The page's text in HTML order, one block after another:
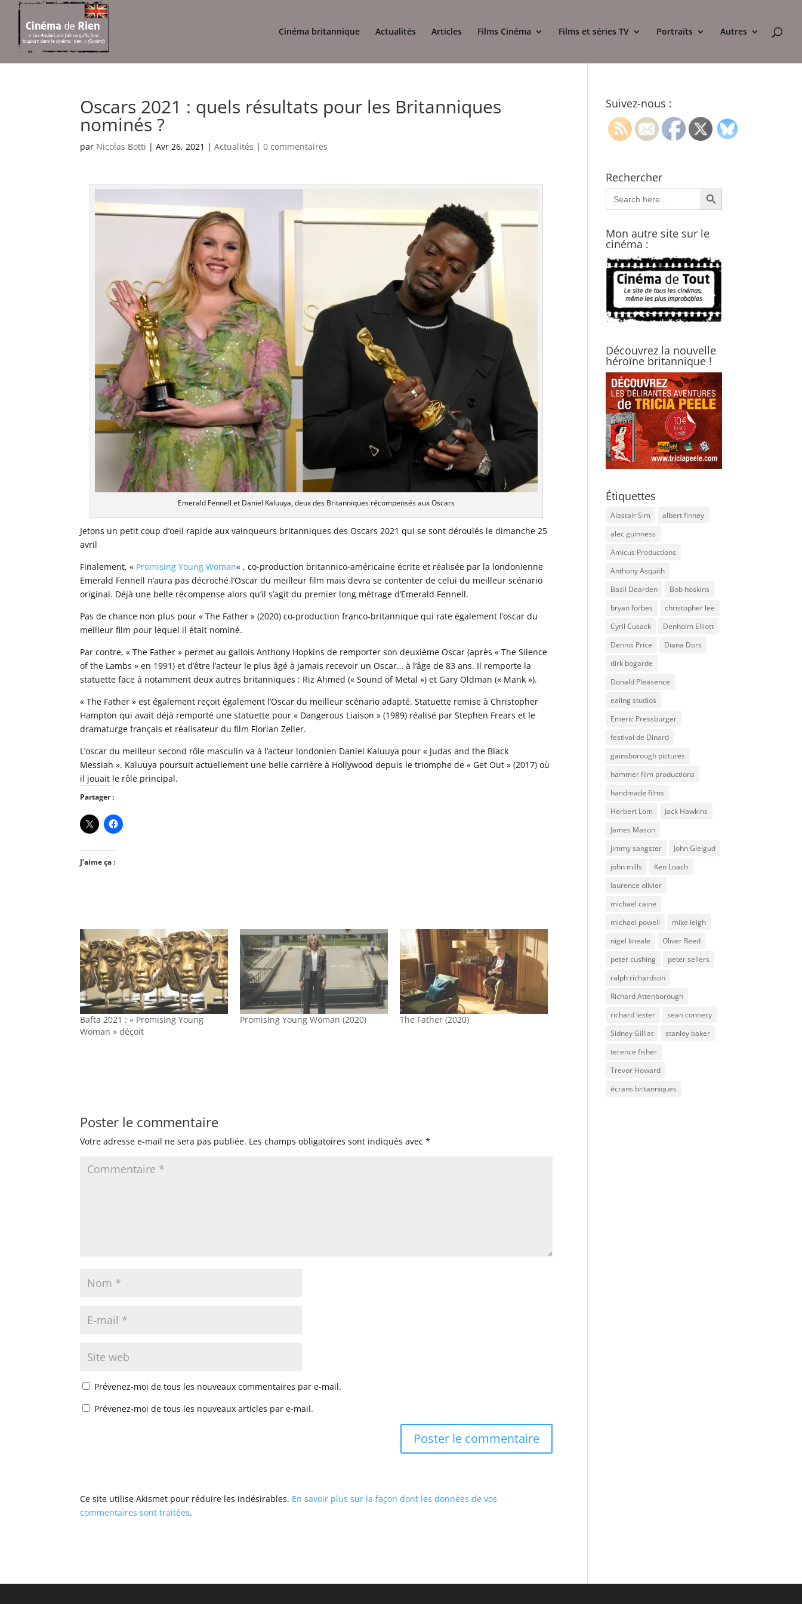
Cinéma britannique Actualités Articles Films Cinéma Films et séries TV Portraits Autres
Oscars 2021 : quels résultats pour les Britanniques
nominés ?
par Nicolas Botti |Avr 26, 2021 |Actualités |0 commentaires
Emerald Fennell et Daniel Kaluuya, deux des Britanniques récompensés aux Oscars
Jetons un petit coup d’oeil rapide aux vainqueurs britanniques des Oscars 2021 qui se sont déroulés le dimanche 25
avril
Finalement, « Promising Young Woman« , co-production britannico-américaine écrite et réalisée par la londonienne
Emerald Fennell n’aura pas décroché l’Oscar du meilleur film mais devra se contenter de celui du meilleur scénario
original. Déjà une belle récompense alors qu’il s’agit du premier long métrage d’Emerald Fennell.
Pas de chance non plus pour « The Father » (2020) co-production franco-britannique qui rate également l’oscar du
meilleur film pour lequel il était nominé.
Par contre, « The Father » permet au gallois Anthony Hopkins de remporter son deuxième Oscar (après « The Silence
of the Lambs » en 1991) et d’être l’acteur le plus âgé à jamais recevoir un Oscar… à l’âge de 83 ans. Il remporte la
statuette face à notamment deux autres britanniques : Riz Ahmed (« Sound of Metal ») et Gary Oldman (« Mank »).
« The Father » est également reçoit également l’Oscar du meilleur scénario adapté. Statuette remise à Christopher
Hampton qui avait déjà remporté une statuette pour « Dangerous Liaison » (1989) réalisé par Stephen Frears et le
dramaturge français et réalisateur du film Florian Zeller.
L’oscar du meilleur second rôle masculin va à l’acteur londonien Daniel Kaluuya pour « Judas and the Black
Messiah ». Kaluuya poursuit actuellement une belle carrière à Hollywood depuis le triomphe de « Get Out » (2017) où
il jouait le rôle principal.
Partager :
J’aime ça :
Bafta 2021 : « Promising Young
Woman » déçoit
Promising Young Woman (2020) The Father (2020)
Poster le commentaire
Votre adresse e-mail ne sera pas publiée. Les champs obligatoires sont indiqués avec*
Prévenez-moi de tous les nouveaux commentaires par e-mail.
Prévenez-moi de tous les nouveaux articles par e-mail.
Ce site utilise Akismet pour réduire les indésirables. En savoir plus sur la façon dont les données de vos
commentaires sont traitées.
Suivez-nous :
Rechercher
Search
for:
Search Button
Mon autre site sur le
cinéma :
Découvrez la nouvelle
héroïne britannique !
Étiquettes
Alastair Sim
albert finney
alec guinness
Amicus Productions
Anthony Asquith
Basil Dearden
Bob hoskins
bryan forbes
christopher lee
Cyril Cusack
Denholm Elliott
Dennis Price
Diana Dors
dirk bogarde
Donald Pleasence
ealing studios
Emeric Pressburger
festival de Dinard
gainsborough pictures
hammer film productions
handmade films
Herbert Lom
Jack Hawkins
James Mason
jimmy sangster
John Gielgud
john mills
Ken Loach
laurence olivier
michael caine
michael powell
mike leigh
nigel kneale
Oliver Reed
peter cushing
peter sellers
ralph richardson
Richard Attenborough
richard lester
sean connery
Sidney Gilliat
stanley baker
terence fisher
Trevor Howard
écrans britanniques